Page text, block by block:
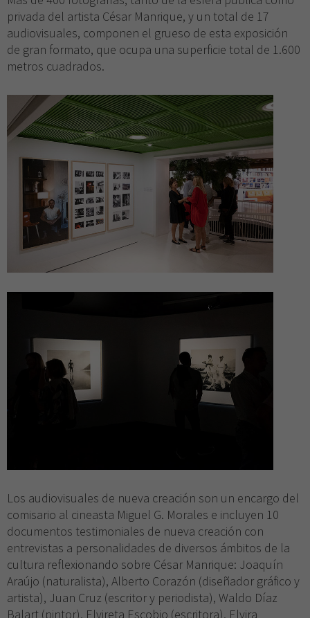
privada del artista César Manrique, y un total de 17
audiovisuales, componen el grueso de esta exposición
de gran formato, que ocupa una superficie total de 1.600
metros cuadrados.
Los audiovisuales de nueva creación son un encargo del
comisario al cineasta Miguel G. Morales e incluyen 10
documentos testimoniales de nueva creación con
entrevistas a personalidades de diversos ámbitos de la
cultura reflexionando sobre César Manrique: Joaquín
Araújo (naturalista), Alberto Corazón (diseñador gráfico y
artista), Juan Cruz (escritor y periodista), Waldo Díaz
Balart (pintor), Elvireta Escobio (escritora), Elvira